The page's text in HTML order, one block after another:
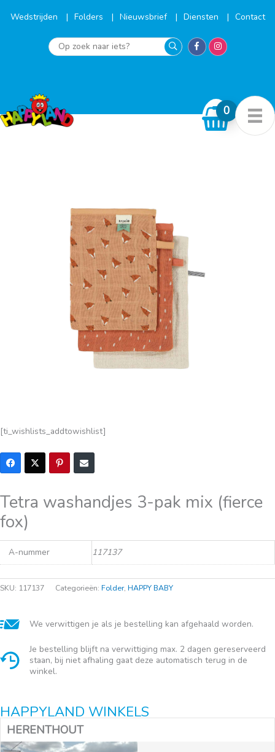
naarWedstrijden Folders Nieuwsbrief Diensten Contact
Op
[ti_wishlists_addtowishlist]
Tetra washandjes 3-pak mix (fierce
fox)
A-nummer 117137
SKU: 117137 Categorieën: Folder, HAPPY BABY
We verwittigen je als je bestelling kan afgehaald worden.
Je bestelling blijft na verwittiging max. 2 dagen gereserveerd
staan, bij niet afhaling gaat deze automatisch terug in de
winkel.
HAPPYLAND WINKELS
HERENTHOUT